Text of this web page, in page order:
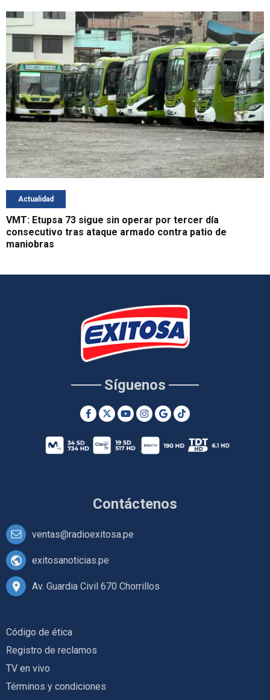
Actualidad
VMT: Etupsa 73 sigue sin operar por tercer día
consecutivo tras ataque armado contra patio de
maniobras
Contáctenos
ventas@radioexitosa.pe
exitosanoticias.pe
Av. Guardia Civil 670 Chorrillos
Síguenos
Código de ética
Registro de reclamos
TV en vivo
Términos y condiciones